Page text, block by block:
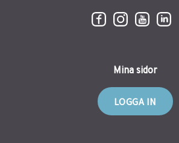
Mina sidor
LOGGA IN